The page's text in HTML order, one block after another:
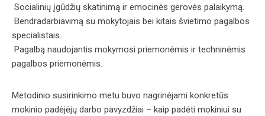
Socialinių įgūdžių skatinimą ir emocinės gerovės palaikymą.
Bendradarbiavimą su mokytojais bei kitais švietimo pagalbos
specialistais.
Pagalbą naudojantis mokymosi priemonėmis ir techninėmis
pagalbos priemonėmis.
Metodinio susirinkimo metu buvo nagrinėjami konkretūs
mokinio padėjėjų darbo pavyzdžiai – kaip padėti mokiniui su